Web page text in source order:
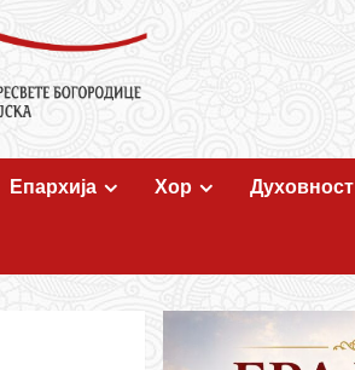
Епархија Хор Духовност